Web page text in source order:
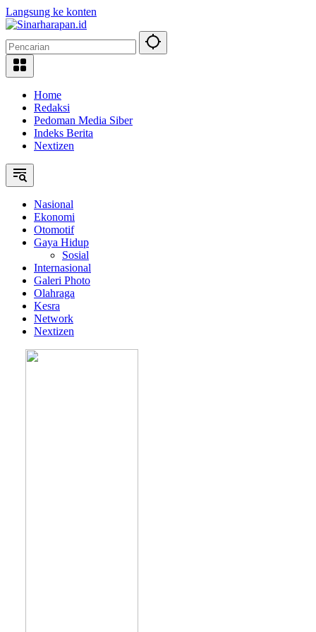
Langsung ke konten
Home
Redaksi
Pedoman Media Siber
Indeks Berita
Nextizen
Nasional
Ekonomi
Otomotif
Gaya Hidup
Sosial
Internasional
Galeri Photo
Olahraga
Kesra
Network
Nextizen